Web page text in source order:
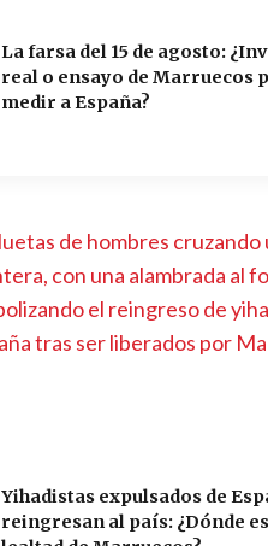
La farsa del 15 de agosto:
real o ensayo de Marruecos
medir a España?
Yihadistas expulsados de
reingresan al país: ¿Dónde